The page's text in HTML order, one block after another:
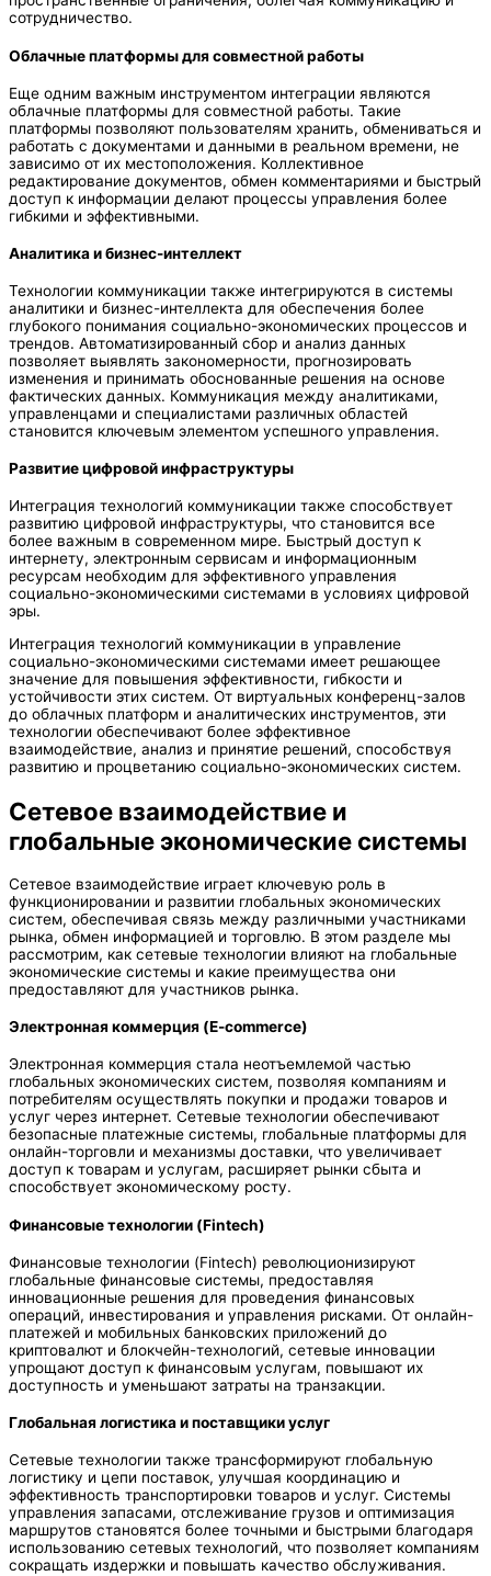
сотрудничество.
Облачные платформы для совместной работы
Еще одним важным инструментом интеграции являются
облачные платформы для совместной работы. Такие
платформы позволяют пользователям хранить, обмениваться и
работать с документами и данными в реальном времени, не
зависимо от их местоположения. Коллективное
редактирование документов, обмен комментариями и быстрый
доступ к информации делают процессы управления более
гибкими и эффективными.
Аналитика и бизнес-интеллект
Технологии коммуникации также интегрируются в системы
аналитики и бизнес-интеллекта для обеспечения более
глубокого понимания социально-экономических процессов и
трендов. Автоматизированный сбор и анализ данных
позволяет выявлять закономерности, прогнозировать
изменения и принимать обоснованные решения на основе
фактических данных. Коммуникация между аналитиками,
управленцами и специалистами различных областей
становится ключевым элементом успешного управления.
Развитие цифровой инфраструктуры
Интеграция технологий коммуникации также способствует
развитию цифровой инфраструктуры, что становится все
более важным в современном мире. Быстрый доступ к
интернету, электронным сервисам и информационным
ресурсам необходим для эффективного управления
социально-экономическими системами в условиях цифровой
эры.
Интеграция технологий коммуникации в управление
социально-экономическими системами имеет решающее
значение для повышения эффективности, гибкости и
устойчивости этих систем. От виртуальных конференц-залов
до облачных платформ и аналитических инструментов, эти
технологии обеспечивают более эффективное
взаимодействие, анализ и принятие решений, способствуя
развитию и процветанию социально-экономических систем.
Сетевое взаимодействие и
глобальные экономические системы
Сетевое взаимодействие играет ключевую роль в
функционировании и развитии глобальных экономических
систем, обеспечивая связь между различными участниками
рынка, обмен информацией и торговлю. В этом разделе мы
рассмотрим, как сетевые технологии влияют на глобальные
экономические системы и какие преимущества они
предоставляют для участников рынка.
Электронная коммерция (E-commerce)
Электронная коммерция стала неотъемлемой частью
глобальных экономических систем, позволяя компаниям и
потребителям осуществлять покупки и продажи товаров и
услуг через интернет. Сетевые технологии обеспечивают
безопасные платежные системы, глобальные платформы для
онлайн-торговли и механизмы доставки, что увеличивает
доступ к товарам и услугам, расширяет рынки сбыта и
способствует экономическому росту.
Финансовые технологии (Fintech)
Финансовые технологии (Fintech) революционизируют
глобальные финансовые системы, предоставляя
инновационные решения для проведения финансовых
операций, инвестирования и управления рисками. От онлайн-
платежей и мобильных банковских приложений до
криптовалют и блокчейн-технологий, сетевые инновации
упрощают доступ к финансовым услугам, повышают их
доступность и уменьшают затраты на транзакции.
Глобальная логистика и поставщики услуг
Сетевые технологии также трансформируют глобальную
логистику и цепи поставок, улучшая координацию и
эффективность транспортировки товаров и услуг. Системы
управления запасами, отслеживание грузов и оптимизация
маршрутов становятся более точными и быстрыми благодаря
использованию сетевых технологий, что позволяет компаниям
сокращать издержки и повышать качество обслуживания.